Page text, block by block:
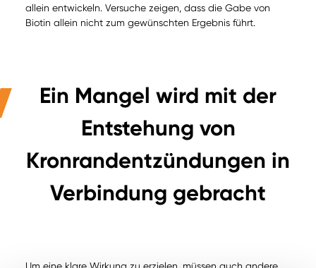
allein entwickeln. Versuche zeigen, dass die Gabe von
Biotin allein nicht zum gewünschten Ergebnis führt.
Ein Mangel wird mit der
Entstehung von
Kronrandentzündungen in
Verbindung gebracht